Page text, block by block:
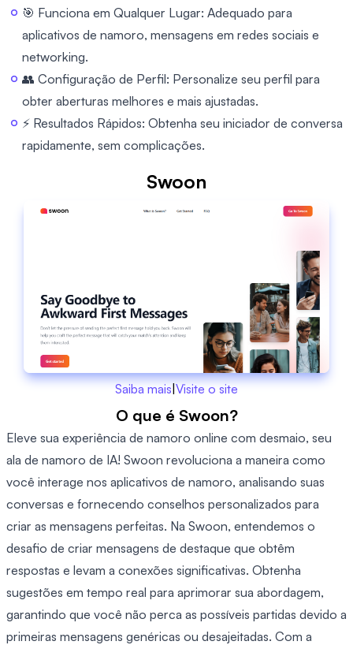
🎯 Funciona em Qualquer Lugar: Adequado para
aplicativos de namoro, mensagens em redes sociais e
networking.
👥 Configuração de Perfil: Personalize seu perfil para
obter aberturas melhores e mais ajustadas.
⚡ Resultados Rápidos: Obtenha seu iniciador de conversa
rapidamente, sem complicações.
Swoon
Saiba mais|Visite o site
O que é Swoon?
Eleve sua experiência de namoro online com desmaio, seu
ala de namoro de IA! Swoon revoluciona a maneira como
você interage nos aplicativos de namoro, analisando suas
conversas e fornecendo conselhos personalizados para
criar as mensagens perfeitas. Na Swoon, entendemos o
desafio de criar mensagens de destaque que obtêm
respostas e levam a conexões significativas. Obtenha
sugestões em tempo real para aprimorar sua abordagem,
garantindo que você não perca as possíveis partidas devido a
primeiras mensagens genéricas ou desajeitadas. Com a